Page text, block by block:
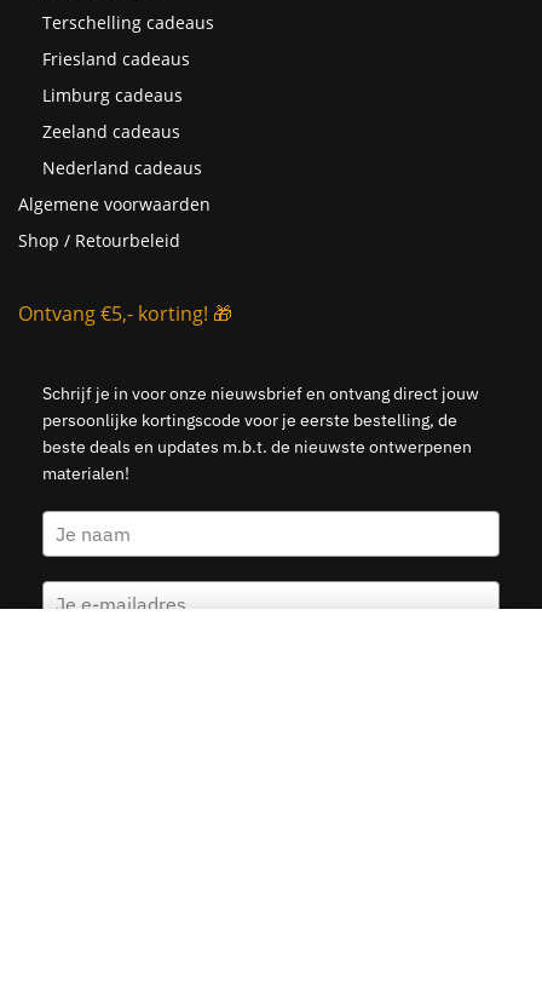
Terschelling cadeaus
Friesland cadeaus
Limburg cadeaus
Zeeland cadeaus
Nederland cadeaus
Algemene voorwaarden
Shop / Retourbeleid
Ontvang €5,- korting! 🎁
Schrijf je in voor onze nieuwsbrief en ontvang direct jouw
persoonlijke kortingscode voor je eerste bestelling, de
beste deals en updates m.b.t. de nieuwste ontwerpenen
materialen!